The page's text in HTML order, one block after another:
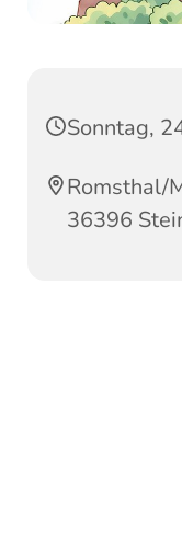
Sonntag,
Romsthal/
36396